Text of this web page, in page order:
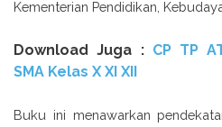
Kementerian Pendidikan,
Download Juga : CP TP
SMA Kelas X XI XII
Buku ini menawarkan